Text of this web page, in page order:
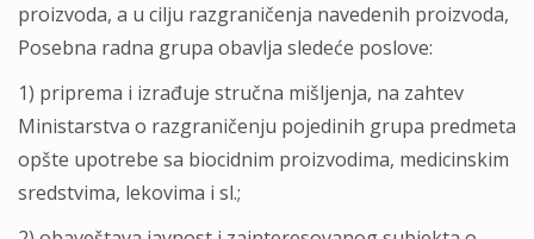
proizvoda, a u cilјu razgraničenja navedenih proizvoda,
Posebna radna grupa obavlјa sledeće poslove:
1) priprema i izrađuje stručna mišlјenja, na zahtev
Ministarstva o razgraničenju pojedinih grupa predmeta
opšte upotrebe sa biocidnim proizvodima, medicinskim
sredstvima, lekovima i sl.;